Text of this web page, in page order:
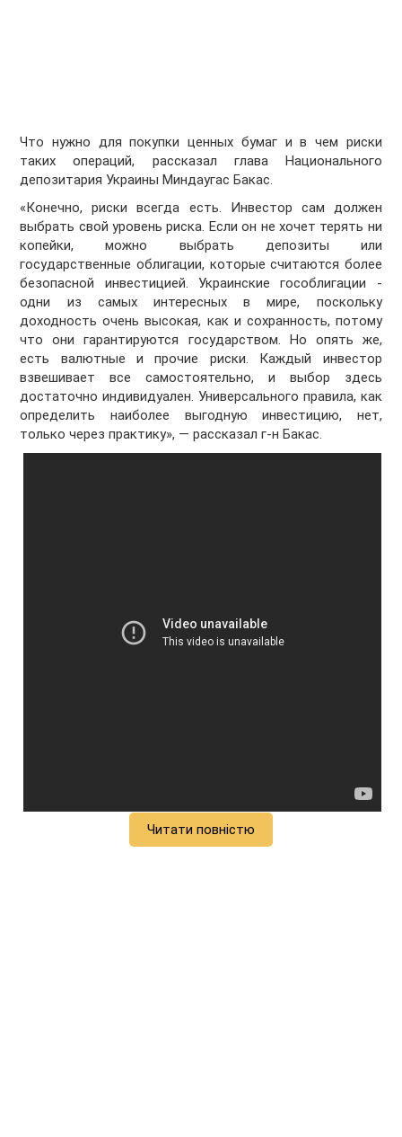
Что нужно для покупки ценных бумаг и в чем риски
таких операций, рассказал глава Национального
депозитария Украины Миндаугас Бакас.
«Конечно, риски всегда есть. Инвестор сам должен
выбрать свой уровень риска. Если он не хочет терять ни
копейки, можно выбрать депозиты или
государственные облигации, которые считаются более
безопасной инвестицией. Украинские гособлигации -
одни из самых интересных в мире, поскольку
доходность очень высокая, как и сохранность, потому
что они гарантируются государством. Но опять же,
есть валютные и прочие риски. Каждый инвестор
взвешивает все самостоятельно, и выбор здесь
достаточно индивидуален. Универсального правила, как
определить наиболее выгодную инвестицию, нет,
только через практику», — рассказал г-н Бакас.
Читати повністю